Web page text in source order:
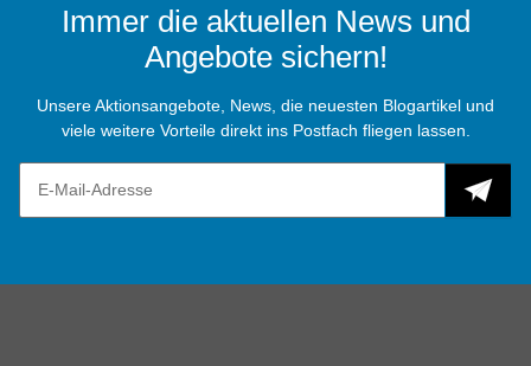
Immer die aktuellen News und
Angebote sichern!
Unsere Aktionsangebote, News, die neuesten Blogartikel und
viele weitere Vorteile direkt ins Postfach fliegen lassen.